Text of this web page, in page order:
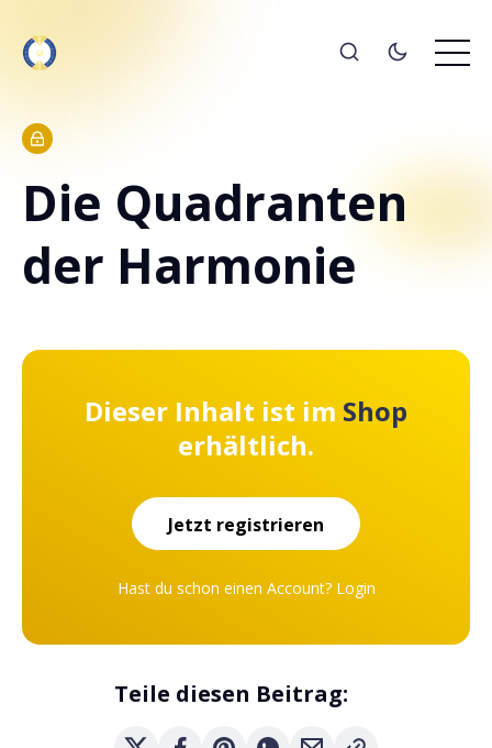
Die Quadranten
der Harmonie
Dieser Inhalt ist im Shop
erhältlich.
Jetzt registrieren
Hast du schon einen Account? Login
Teile diesen Beitrag: